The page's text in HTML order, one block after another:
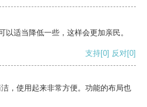
以适当降低一些，这样会更加亲民。
支持[0] 反对[0]
，使用起来非常方便。功能的布局也